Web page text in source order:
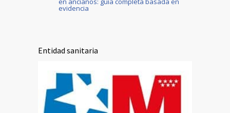
evidencia
Entidad sanitaria